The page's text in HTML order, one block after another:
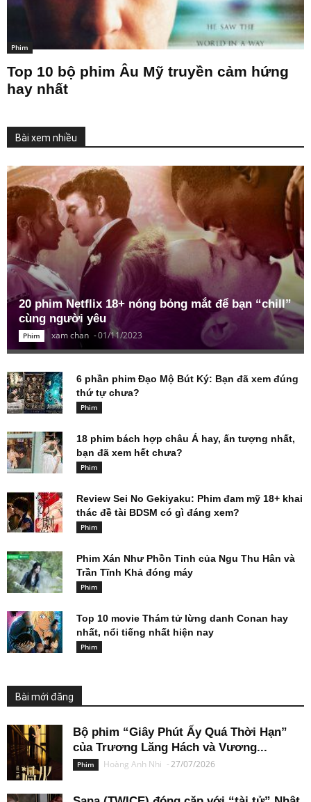
Phim
Top 10 bộ phim Âu Mỹ truyền cảm hứng
hay nhất
Bài xem nhiều
20 phim Netflix 18+ nóng bỏng mắt để bạn “chill”
cùng người yêu
Phim xam chan -01/11/2023
6 phần phim Đạo Mộ Bút Ký: Bạn đã xem đúng
thứ tự chưa?
Phim
18 phim bách hợp châu Á hay, ấn tượng nhất,
bạn đã xem hết chưa?
Phim
Review Sei No Gekiyaku: Phim đam mỹ 18+ khai
thác đề tài BDSM có gì đáng xem?
Phim
Phim Xán Như Phồn Tinh của Ngu Thu Hân và
Trần Tĩnh Khả đóng máy
Phim
Top 10 movie Thám tử lừng danh Conan hay
nhất, nổi tiếng nhất hiện nay
Phim
Bài mới đăng
Bộ phim “Giây Phút Ấy Quá Thời Hạn”
của Trương Lăng Hách và Vương...
Phim Hoàng Anh Nhi -27/07/2026